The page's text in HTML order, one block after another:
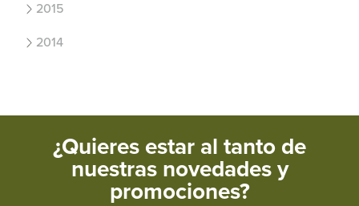
2015
2014
¿Quieres estar al tanto de
nuestras novedades y
promociones?